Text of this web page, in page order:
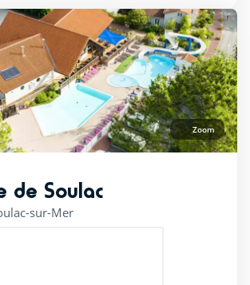
Zoom
de Soulac
sur-Mer